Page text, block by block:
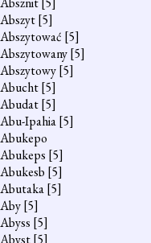
Abszyt[5]
Abszytować [5]
Abszytowany[5]
Abszytowy[5]
Abucht[5]
Abudat[5]
Abu-Ipahia[5]
Abukepo
Abukeps [5]
Abukesb [5]
Abutaka[5]
Aby[5]
Abyss [5]
Abyst[5]